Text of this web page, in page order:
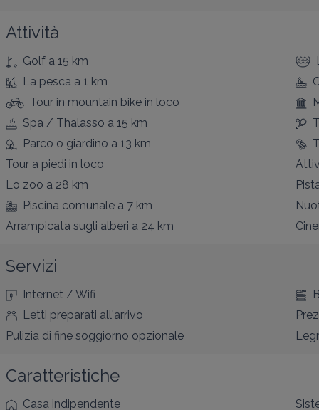
Attività
Golf a 15 km
La pesca a 1 km
Tour in mountain bike in loco
Spa / Thalasso a 15 km
Parco o giardino a 13 km
Tour a piedi in loco
Lo zoo a 28 km
Piscina comunale a 7 km
Arrampicata sugli alberi a 24 km
Servizi
Internet / Wifi
Letti preparati all'arrivo
Pulizia di fine soggiorno opzionale
Caratteristiche
Casa indipendente